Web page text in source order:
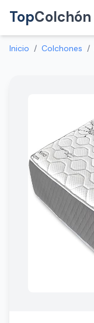
TopColchón
Inicio / Colchones /